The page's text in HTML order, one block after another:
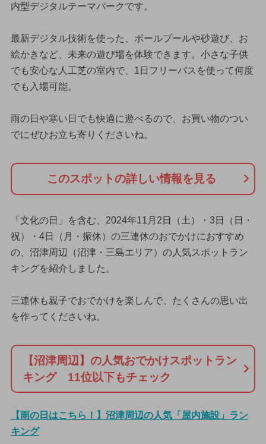
内型デジタルテーマパークです。
最新デジタル技術を使った、ボールプールや砂遊び、お
絵かきなど、未来の遊び場を体験できます。小さな子供
でも安心な人工芝の室内で、1日フリーパスを使って何度
でも入場可能。
雨の日や寒い日でも快適に遊べるので、お買い物のつい
でにぜひお立ち寄りくださいね。
このスポットの詳しい情報を見る
「文化の日」を含む、2024年11月2日（土）・3日（日・
祝）・4日（月・振休）の三連休のおでかけにおすすめ
の、沼津周辺（沼津・三島エリア）の人気スポットラン
キングを紹介しました。
三連休も親子でおでかけを楽しんで、たくさんの思い出
を作ってくださいね。
【沼津周辺】の人気おでかけスポットラン
キング 11位以下もチェック
【雨の日はこちら！】沼津周辺の人気「屋内施設」ラン
キング